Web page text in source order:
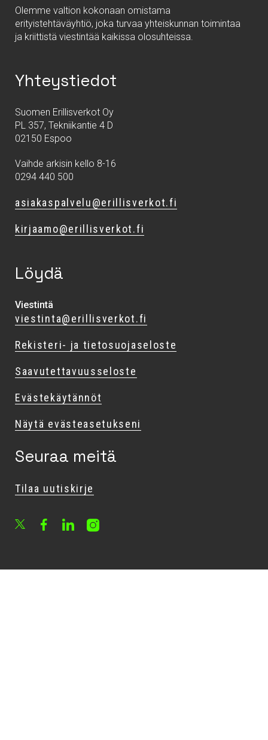
Olemme valtion kokonaan omistama
erityistehtäväyhtiö, joka turvaa yhteiskunnan toimintaa
ja kriittistä viestintää kaikissa olosuhteissa.
Yhteystiedot
Suomen Erillisverkot Oy
PL 357, Tekniikantie 4 D
02150 Espoo
Vaihde arkisin kello 8-16
0294 440 500
asiakaspalvelu@erillisverkot.fi
kirjaamo@erillisverkot.fi
Löydä
Viestintä
viestinta@erillisverkot.fi
Rekisteri- ja tietosuojaseloste
Saavutettavuusseloste
Evästekäytännöt
Näytä evästeasetukseni
Seuraa meitä
Tilaa uutiskirje
FacebookLinkedInInstagram